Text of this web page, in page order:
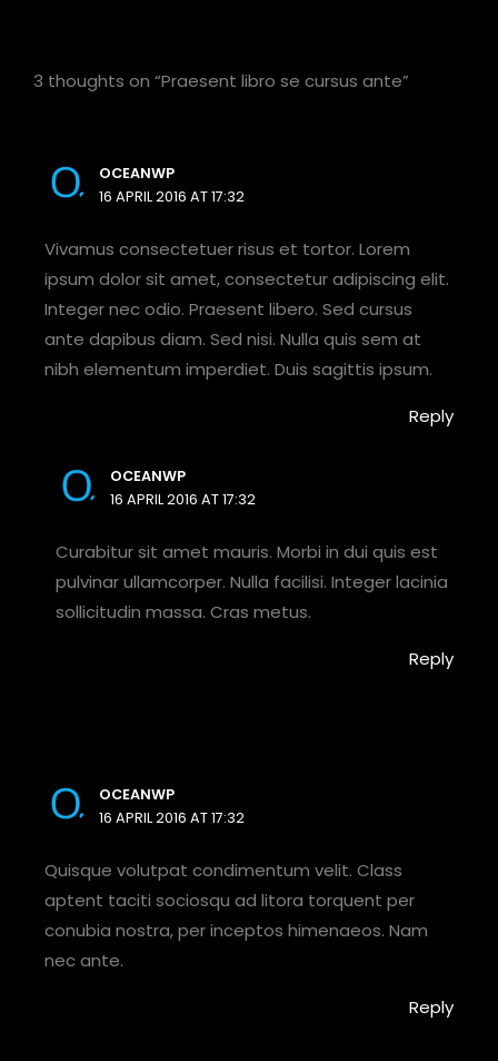
3 thoughts on “Praesent libro se cursus ante”
OCEANWP
16 APRIL 2016 AT 17:32
Vivamus consectetuer risus et tortor. Lorem
ipsum dolor sit amet, consectetur adipiscing elit.
Integer nec odio. Praesent libero. Sed cursus
ante dapibus diam. Sed nisi. Nulla quis sem at
nibh elementum imperdiet. Duis sagittis ipsum.
Reply
OCEANWP
16 APRIL 2016 AT 17:32
Curabitur sit amet mauris. Morbi in dui quis est
pulvinar ullamcorper. Nulla facilisi. Integer lacinia
sollicitudin massa. Cras metus.
Reply
OCEANWP
16 APRIL 2016 AT 17:32
Quisque volutpat condimentum velit. Class
aptent taciti sociosqu ad litora torquent per
conubia nostra, per inceptos himenaeos. Nam
nec ante.
Reply